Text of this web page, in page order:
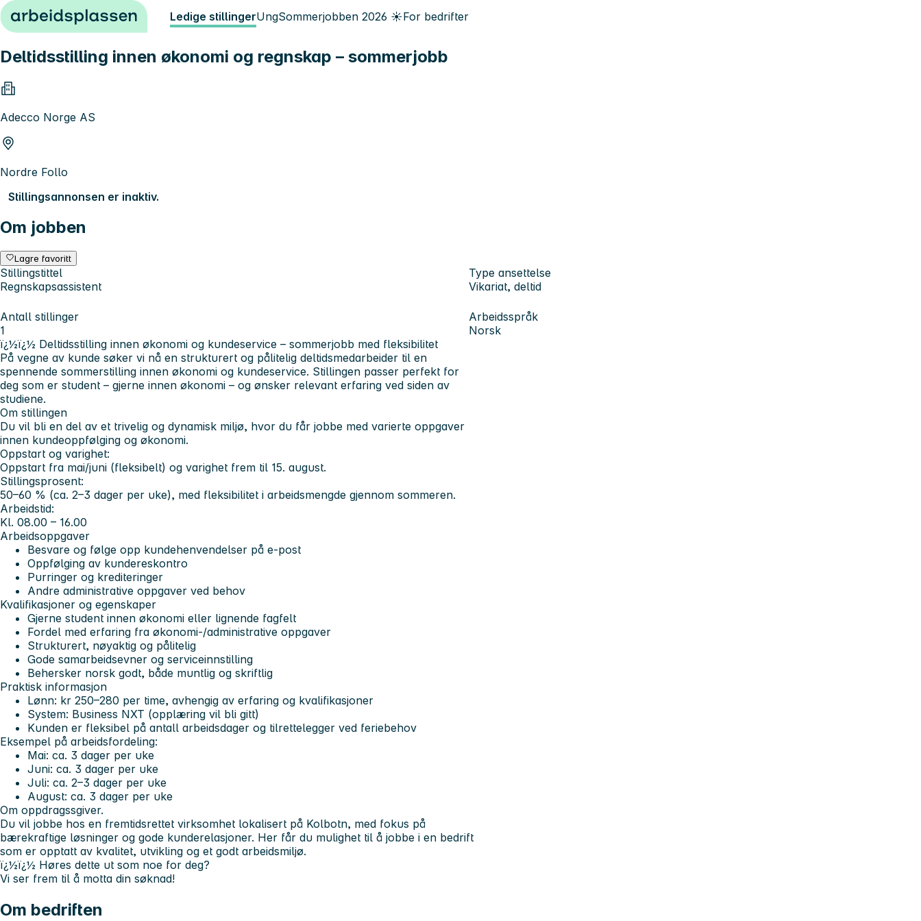
Hopp til innhold Ledige stillingerUngSommerjobben 2026 ☀️For bedrifter
Deltidsstilling innen økonomi og regnskap – sommerjobb
Adecco Norge AS
Nordre Follo
Stillingsannonsen er inaktiv.
Om jobben
Lagre favoritt
Stillingstittel
Regnskapsassistent
Type ansettelse
Vikariat, deltid
Antall stillinger
1
Arbeidsspråk
Norsk
ï¿½ï¿½ Deltidsstilling innen økonomi og kundeservice – sommerjobb med fleksibilitet
På vegne av kunde søker vi nå en strukturert og pålitelig deltidsmedarbeider til en
spennende sommerstilling innen økonomi og kundeservice. Stillingen passer perfekt for
deg som er student – gjerne innen økonomi – og ønsker relevant erfaring ved siden av
studiene.
Om stillingen
Du vil bli en del av et trivelig og dynamisk miljø, hvor du får jobbe med varierte oppgaver
innen kundeoppfølging og økonomi.
Oppstart og varighet:
Oppstart fra mai/juni (fleksibelt) og varighet frem til 15. august.
Stillingsprosent:
50–60 % (ca. 2–3 dager per uke), med fleksibilitet i arbeidsmengde gjennom sommeren.
Arbeidstid:
Kl. 08.00 – 16.00
Arbeidsoppgaver
Besvare og følge opp kundehenvendelser på e-post
Oppfølging av kundereskontro
Purringer og krediteringer
Andre administrative oppgaver ved behov
Kvalifikasjoner og egenskaper
Gjerne student innen økonomi eller lignende fagfelt
Fordel med erfaring fra økonomi-/administrative oppgaver
Strukturert, nøyaktig og pålitelig
Gode samarbeidsevner og serviceinnstilling
Behersker norsk godt, både muntlig og skriftlig
Praktisk informasjon
Lønn: kr 250–280 per time, avhengig av erfaring og kvalifikasjoner
System: Business NXT (opplæring vil bli gitt)
Kunden er fleksibel på antall arbeidsdager og tilrettelegger ved feriebehov
Eksempel på arbeidsfordeling:
Mai: ca. 3 dager per uke
Juni: ca. 3 dager per uke
Juli: ca. 2–3 dager per uke
August: ca. 3 dager per uke
Om oppdragssgiver.
Du vil jobbe hos en fremtidsrettet virksomhet lokalisert på Kolbotn, med fokus på
bærekraftige løsninger og gode kunderelasjoner. Her får du mulighet til å jobbe i en bedrift
som er opptatt av kvalitet, utvikling og et godt arbeidsmiljø.
ï¿½ï¿½ Høres dette ut som noe for deg?
Vi ser frem til å motta din søknad!
Om bedriften